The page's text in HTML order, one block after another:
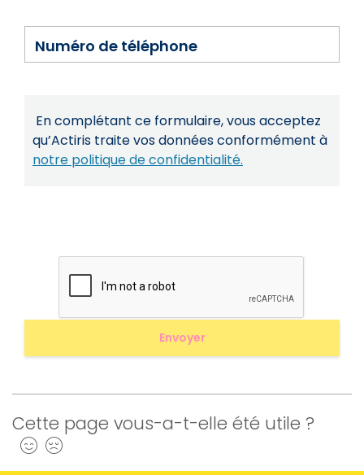
Numéro de téléphone
En complétant ce formulaire, vous acceptez
qu’Actiris traite vos données conformément à
notre politique de confidentialité.
Cette page vous-a-t-elle été utile ?
Oui